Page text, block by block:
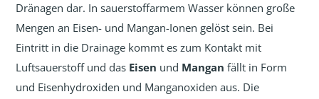
Dränagen dar. In sauerstoffarmem Wasser können große
Mengen an Eisen- und Mangan-Ionen gelöst sein. Bei
Eintritt in die Drainage kommt es zum Kontakt mit
Luftsauerstoff und das Eisen und Mangan fällt in Form
und Eisenhydroxiden und Manganoxiden aus. Die